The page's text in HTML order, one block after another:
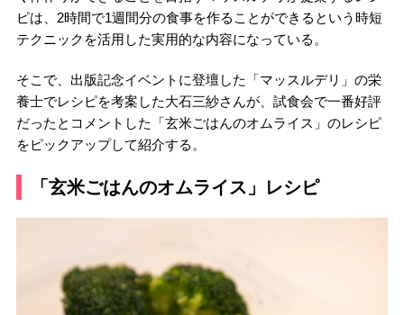
ピは、2時間で1週間分の食事を作ることができるという時短
テクニックを活用した実用的な内容になっている。
そこで、出版記念イベントに登壇した「マッスルデリ」の栄
養士でレシピを考案した大石三紗さんが、試食会で一番好評
だったとコメントした「玄米ごはんのオムライス」のレシピ
をピックアップして紹介する。
「玄米ごはんのオムライス」レシピ